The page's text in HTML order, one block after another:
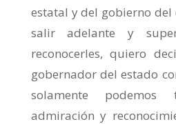
estatal y del gobierno
salir adelante y
reconocerles, quiero
gobernador del estado
solamente podemos
admiración y